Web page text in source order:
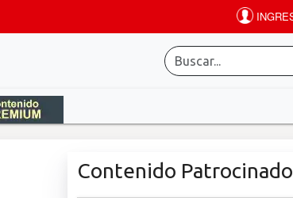
Contenido Patrocinado